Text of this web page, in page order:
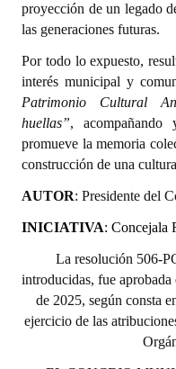
Antiguos Pobladores -
Reconocimientos -
Bariloche, Municipio
Entrega de distinciones
REFORMA DE LA CARTA
proyección de un legado
las generaciones futuras.
Por todo lo expuesto,
interés municipal y
Patrimonio Cultural
huellas”, acompañando
promueve la memoria
construcción de una
AUTOR: Presidente del
INICIATIVA: Concejala
La resolución 506-
introducidas, fue aprobada
de 2025, según consta
ejercicio de las